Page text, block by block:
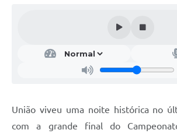
União viveu uma noite histórica no
com a grande final do